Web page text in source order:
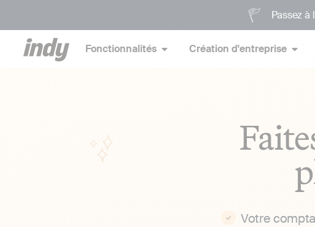
Passez
Fonctionnalités Création d'entreprise
Votre